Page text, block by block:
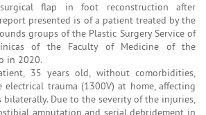
flap in foot reconstruction after
presented is of a patient treated by the
groups of the Plastic Surgery Service of
of the Faculty of Medicine of the
in 2020.
35 years old, without comorbidities,
trauma (1300V) at home, affecting
bilaterally. Due to the severity of the injuries,
amputation and serial debridement in